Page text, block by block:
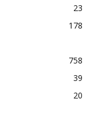
23
178
758
39
20